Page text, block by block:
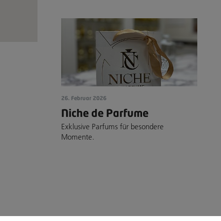
26. Februar 2026
Niche de Parfume
Exklusive Parfums für besondere
Momente.